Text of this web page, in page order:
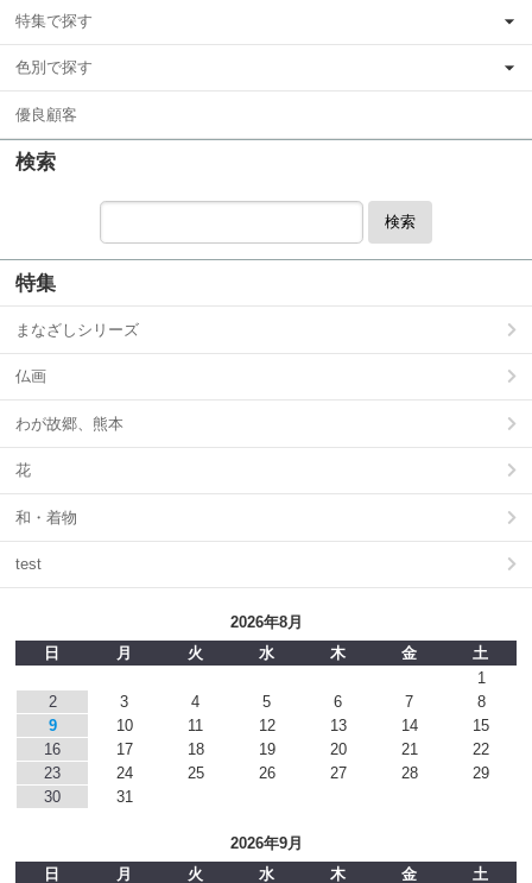
特集で探す
色別で探す
優良顧客
検索
検索
特集
まなざしシリーズ
仏画
わが故郷、熊本
花
和・着物
test
2026年8月
日
月 火 水 木 金
土
1
2
3 4 5 6 7
8
9
10 11 12 13 14
15
16
17 18 19 20 21
22
23
24 25 26 27 28
29
30
31
2026年9月
日
月 火 水 木 金 土